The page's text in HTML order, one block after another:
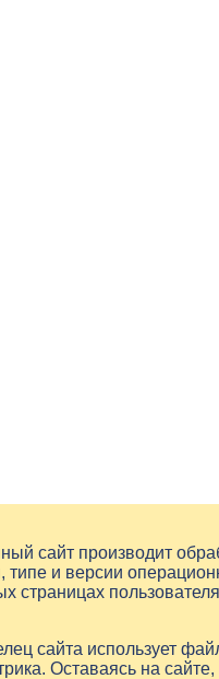
сайт производит
типе и версии
страницах
сайта использует
Оставаясь на